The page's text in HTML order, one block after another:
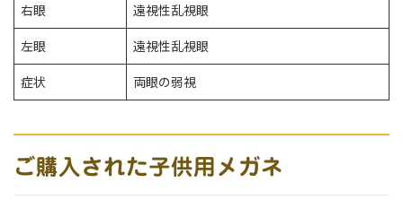
右眼
遠視性乱視眼
左眼
遠視性乱視眼
症状
両眼の弱視
ご購入された子供用メガネ